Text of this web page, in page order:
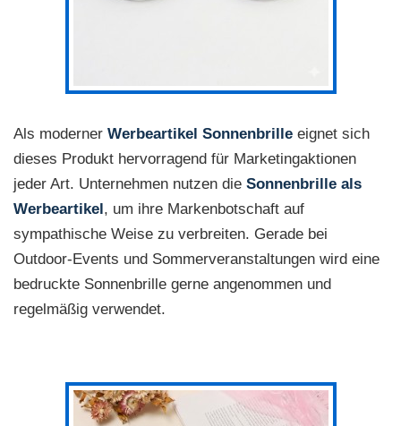
Als moderner Werbeartikel Sonnenbrille eignet sich
dieses Produkt hervorragend für Marketingaktionen
jeder Art. Unternehmen nutzen die Sonnenbrille als
Werbeartikel, um ihre Markenbotschaft auf
sympathische Weise zu verbreiten. Gerade bei
Outdoor-Events und Sommerveranstaltungen wird eine
bedruckte Sonnenbrille gerne angenommen und
regelmäßig verwendet.